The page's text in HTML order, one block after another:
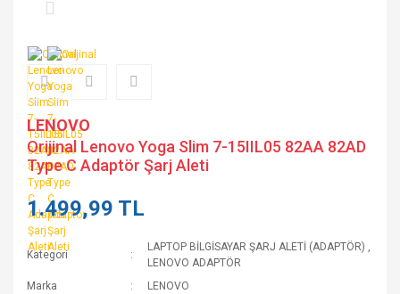
LENOVO
Orijinal Lenovo Yoga Slim 7-15IIL05 82AA 82AD
Type C Adaptör Şarj Aleti
1.499,99 TL
Kategori
LAPTOP BİLGİSAYAR ŞARJ ALETİ (ADAPTÖR) ,
LENOVO ADAPTÖR
Marka
LENOVO